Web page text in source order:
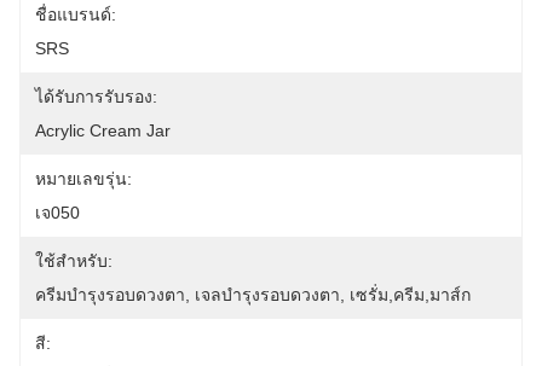
ชื่อแบรนด์:
SRS
ได้รับการรับรอง:
Acrylic Cream Jar
หมายเลขรุ่น:
เจ050
ใช้สําหรับ:
ครีมบำรุงรอบดวงตา, ​​เจลบำรุงรอบดวงตา, ​​เซรั่ม,ครีม,มาส์ก
สี: